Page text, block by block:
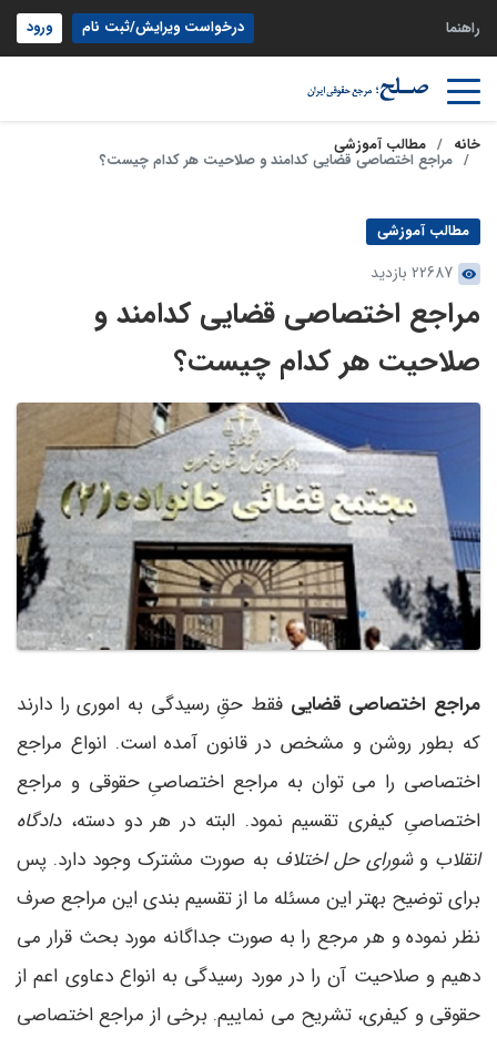
راهنما درخواست ویرایش/ثبت نام ورود
خانه مطالب آموزشی
مراجع اختصاصی قضایی کدامند و صلاحیت هر کدام چیست؟
مطالب آموزشی
22687 بازدید
مراجع اختصاصی قضایی کدامند و
صلاحیت هر کدام چیست؟
مراجع اختصاصی قضایی فقط حقِ رسیدگی به اموری را دارند
که بطور روشن و مشخص در قانون آمده است. انواع مراجع
اختصاصی را می­ توان به مراجع اختصاصیِ حقوقی و مراجع
اختصاصیِ کیفری تقسیم نمود. البته در هر دو دسته،دادگاه
انقلاب وشورای حل اختلاف به صورت مشترک وجود دارد. پس
برای توضیح بهتر این مسئله ما از تقسیم بندی این مراجع صرف
نظر نموده و هر مرجع را به صورت جداگانه مورد بحث قرار می
­دهیم و صلاحیت آن را در مورد رسیدگی به انواع دعاوی اعم از
حقوقی و کیفری، تشریح می­ نماییم. برخی از مراجع اختصاصی